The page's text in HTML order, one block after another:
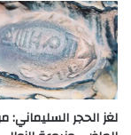
لغز الحجر السليماني: